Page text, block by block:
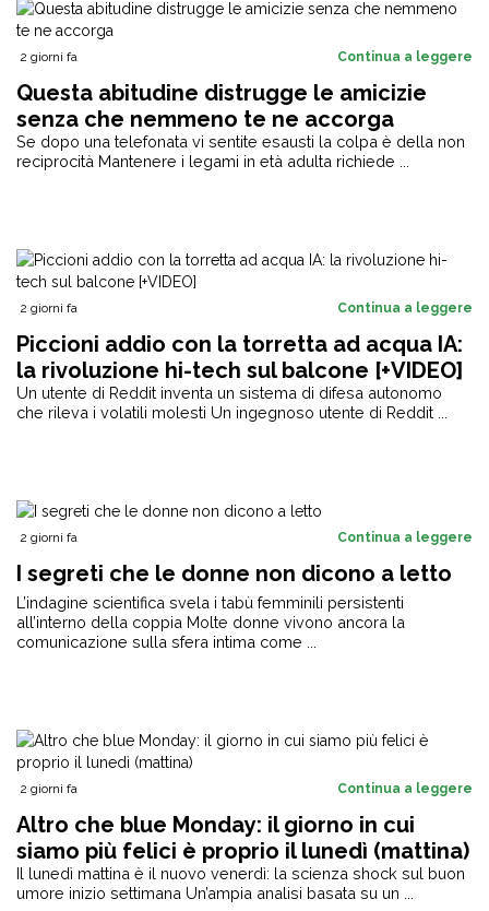
2 giorni fa Continua a leggere
Questa abitudine distrugge le amicizie
senza che nemmeno te ne accorga
Se dopo una telefonata vi sentite esausti la colpa è della non
reciprocità Mantenere i legami in età adulta richiede ...
2 giorni fa Continua a leggere
Piccioni addio con la torretta ad acqua IA:
la rivoluzione hi-tech sul balcone [+VIDEO]
Un utente di Reddit inventa un sistema di difesa autonomo
che rileva i volatili molesti Un ingegnoso utente di Reddit ...
2 giorni fa Continua a leggere
I segreti che le donne non dicono a letto
L’indagine scientifica svela i tabù femminili persistenti
all’interno della coppia Molte donne vivono ancora la
comunicazione sulla sfera intima come ...
2 giorni fa Continua a leggere
Altro che blue Monday: il giorno in cui
siamo più felici è proprio il lunedì (mattina)
Il lunedì mattina è il nuovo venerdì: la scienza shock sul buon
umore inizio settimana Un’ampia analisi basata su un ...